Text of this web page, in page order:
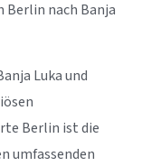
Berlin nach Banja
Luka und
Berlin ist die
umfassenden